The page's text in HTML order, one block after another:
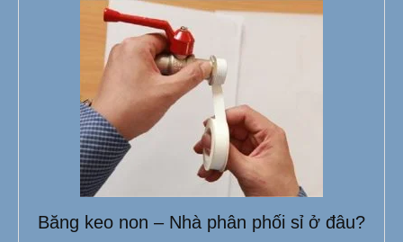
Băng keo non – Nhà phân phối sỉ ở đâu?